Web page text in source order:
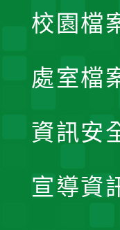
校園檔
處室檔
資訊安
宣導資